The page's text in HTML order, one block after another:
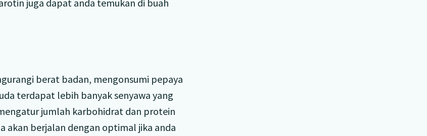
juga dapat anda temukan di buah
berat badan, mengonsumi pepaya
terdapat lebih banyak senyawa yang
jumlah karbohidrat dan protein
akan berjalan dengan optimal jika anda